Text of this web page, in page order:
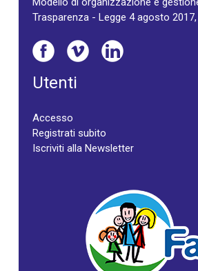
Trasparenza - Legge 4 agosto
Utenti
Accesso
Registrati subito
Iscriviti alla Newsletter